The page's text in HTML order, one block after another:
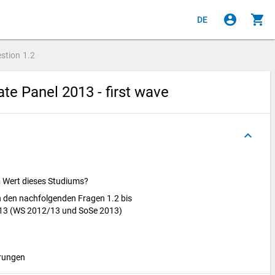
DE account_circle shopping_cart
1.2
Panel 2013 - first wave
keyboard_arrow_up
dieses Studiums?
den nachfolgenden Fragen 1.2 bis
(WS 2012/13 und SoSe 2013)